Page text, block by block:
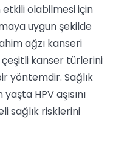
etkili olabilmesi için
uygun şekilde
ağzı kanseri
çeşitli kanser türlerini
yöntemdir. Sağlık
HPV aşısını
sağlık risklerini